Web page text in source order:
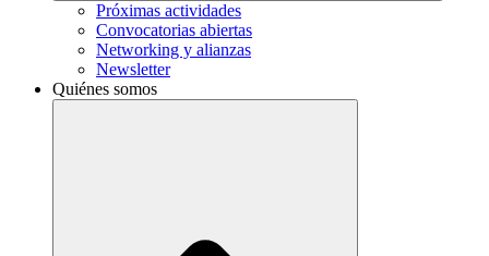
Próximas actividades
Convocatorias abiertas
Networking y alianzas
Newsletter
Quiénes somos